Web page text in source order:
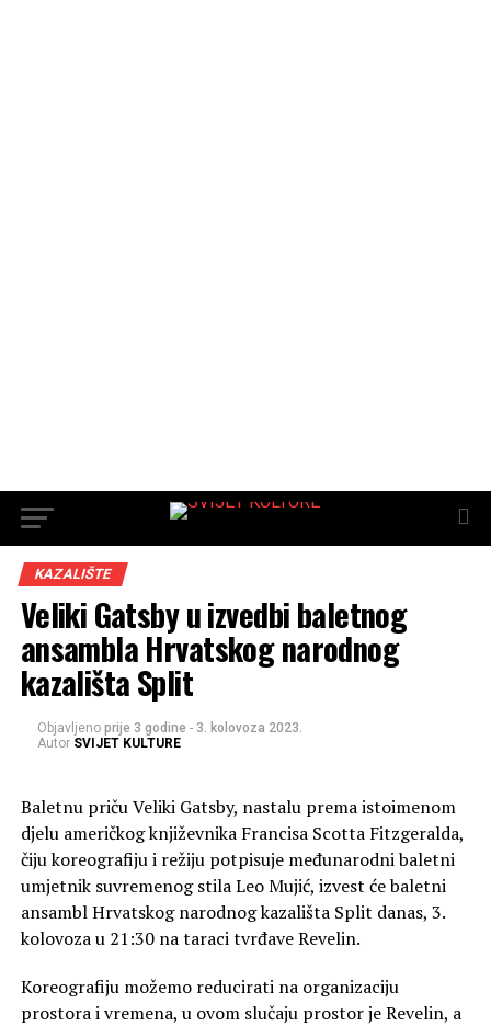
KAZALIŠTE
Veliki Gatsby u izvedbi baletnog
ansambla Hrvatskog narodnog
kazališta Split
Objavljeno prije 3 godine - 3. kolovoza 2023.
Autor SVIJET KULTURE
Baletnu priču Veliki Gatsby, nastalu prema istoimenom
djelu američkog književnika Francisa Scotta Fitzgeralda,
čiju koreografiju i režiju potpisuje međunarodni baletni
umjetnik suvremenog stila Leo Mujić, izvest će baletni
ansambl Hrvatskog narodnog kazališta Split danas, 3.
kolovoza u 21:30 na taraci tvrđave Revelin.
Koreografiju možemo reducirati na organizaciju
prostora i vremena, u ovom slučaju prostor je Revelin, a